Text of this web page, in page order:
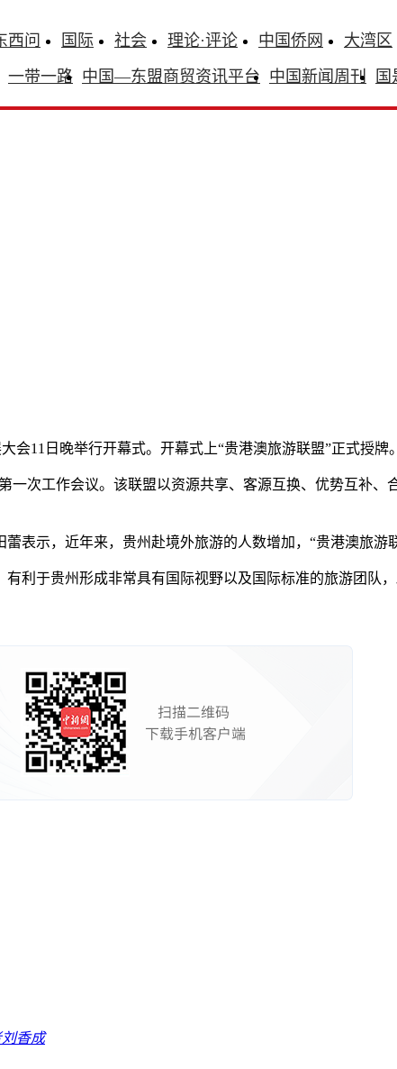
西问 国际 社会 理论·评论 中国侨网 大湾区
一带一路 中国—东盟商贸资讯平台 中国新闻周刊 国
会11日晚举行开幕式。开幕式上“贵港澳旅游联盟”正式授牌。
次工作会议。该联盟以资源共享、客源互换、优势互补、
示，近年来，贵州赴境外旅游的人数增加，“贵港澳旅游
于贵州形成非常具有国际视野以及国际标准的旅游团队
香成